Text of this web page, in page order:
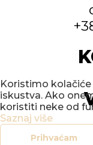
Koristimo
iskustva. Ako
koristiti neke od
Saznaj više
Prihvaćam